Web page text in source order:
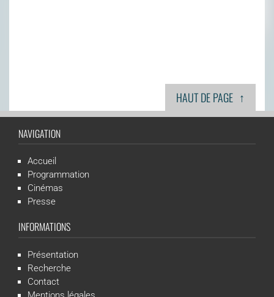
HAUT DE PAGE ↑
NAVIGATION
Accueil
Programmation
Cinémas
Presse
INFORMATIONS
Présentation
Recherche
Contact